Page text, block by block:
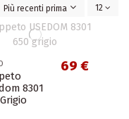
Più recenti prima 12
8301
69 €